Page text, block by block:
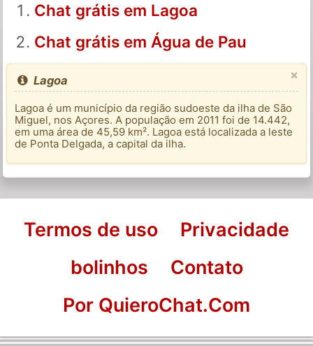
Chat grátis em Lagoa
Chat grátis em Água de Pau
×
Lagoa
Lagoa é um município da região sudoeste da ilha de São
Miguel, nos Açores. A população em 2011 foi de 14.442,
em uma área de 45,59 km². Lagoa está localizada a leste
de Ponta Delgada, a capital da ilha.
Termos de uso
Privacidade
bolinhos
Contato
Por QuieroChat.Com